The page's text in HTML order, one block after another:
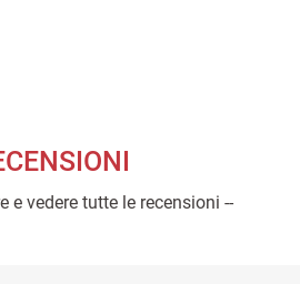
e vedere tutte le recensioni --